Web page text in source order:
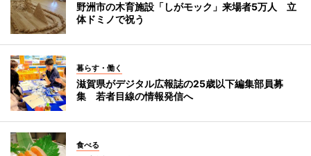
野洲市の木育施設「しがモック」来場者5万人 立
体ドミノで祝う
暮らす・働く
滋賀県がデジタル広報誌の25歳以下編集部員募
集 若者目線の情報発信へ
食べる